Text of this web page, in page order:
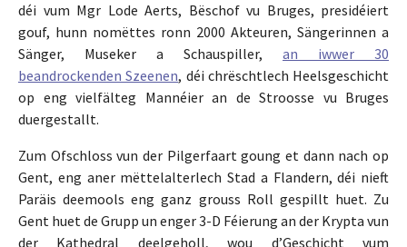
déi vum Mgr Lode Aerts, Bëschof vu Bruges, presidéiert
gouf, hunn nomëttes ronn 2000 Akteuren, Sängerinnen a
Sänger, Museker a Schauspiller, an iwwer 30
beandrockenden Szeenen, déi chrëschtlech Heelsgeschicht
op eng vielfälteg Mannéier an de Stroosse vu Bruges
duergestallt.
Zum Ofschloss vun der Pilgerfaart goung et dann nach op
Gent, eng aner mëttelalterlech Stad a Flandern, déi nieft
Paräis deemools eng ganz grouss Roll gespillt huet. Zu
Gent huet de Grupp un enger 3-D Féierung an der Krypta vun
der Kathedral deelgeholl, wou d’Geschicht vum